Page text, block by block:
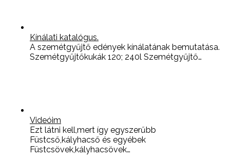
Kínálati katalógus.
A szemétgyűjtő edények kínálatának bemutatása.
Szemétgyűjtőkukák 120; 240l Szemétgyűjtő…
Videóim
Ezt látni kell,mert így egyszerűbb
Füstcső,kályhacső és egyébek
Füstcsövek,kályhacsövek…